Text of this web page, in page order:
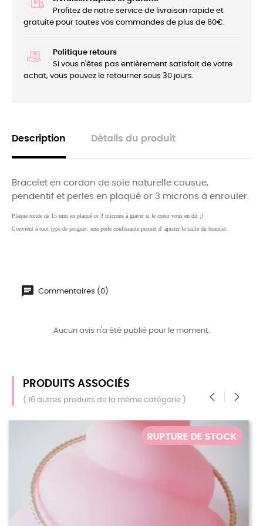
Profitez de notre service de livraison rapide et
gratuite pour toutes vos commandes de plus de 60€.
Politique retours
Si vous n'êtes pas entièrement satisfait de votre
achat, vous pouvez le retourner sous 30 jours.
Description Détails du produit
Bracelet en cordon de soie naturelle cousue,
pendentif et perles en plaqué or 3 microns à enrouler.
Plaque ronde de 15 mm en plaqué or 3 microns à graver si le coeur vous en dit ;)
Convient à tout type de poignet: une perle coulissante permet d' ajuster la taille du bracelet.
Commentaires (0)
Aucun avis n'a été publié pour le moment.
PRODUITS ASSOCIÉS
( 16 autres produits de la même catégorie )
RUPTURE DE
‹ ›